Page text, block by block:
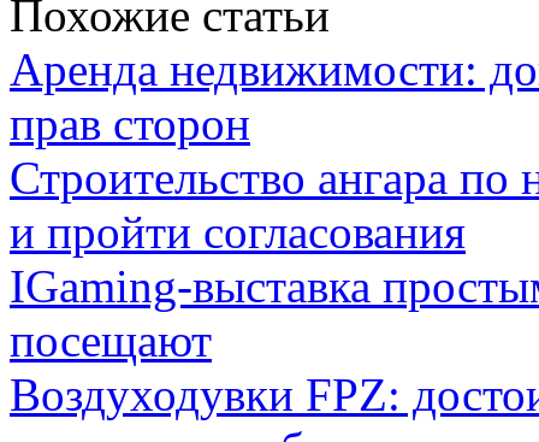
Похожие статьи
Аренда недвижимости:
прав сторон
Строительство ангара
и пройти согласования
IGaming-выставка
посещают
Воздуходувки FPZ: